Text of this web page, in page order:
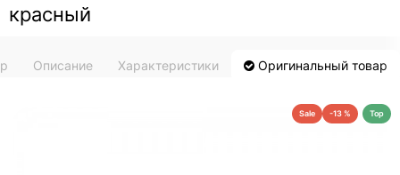
красный
Описание Характеристики Оригинальный товар
Sale -13 % Top